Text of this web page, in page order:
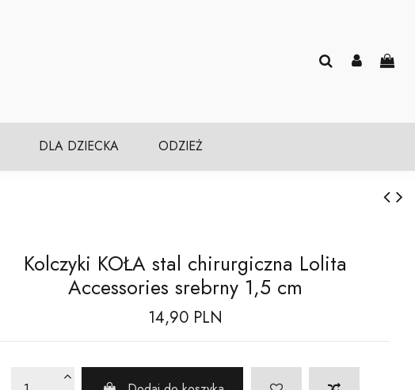
DLA DZIECKA ODZIEŻ
Kolczyki KOŁA stal chirurgiczna Lolita
Accessories srebrny 1,5 cm
14,90 PLN